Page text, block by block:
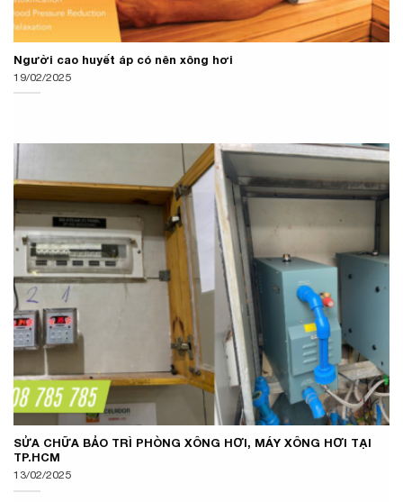
Người cao huyết áp có nên xông hơi
19/02/2025
SỬA CHỮA BẢO TRÌ PHÒNG XÔNG HƠI, MÁY XÔNG HƠI TẠI
TP.HCM
13/02/2025